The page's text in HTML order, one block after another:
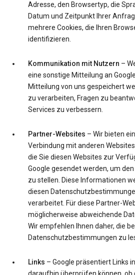
Adresse, den Browsertyp, die
Datum und Zeitpunkt Ihrer
mehrere Cookies, die Ihren
identifizieren.
Kommunikation mit Nutzern –
eine sonstige Mitteilung an
Mitteilung von uns gespeichert
zu verarbeiten, Fragen zu
Services zu verbessern.
Partner-Websites – Wir bieten
Verbindung mit anderen
die Sie diesen Websites zur
Google gesendet werden, um
zu stellen. Diese Informationen
diesen
verarbeitet. Für diese Partner-
möglicherweise abweichende
Wir empfehlen Ihnen daher, die
Datenschutzbestimmungen zu
Links – Google präsentiert Links